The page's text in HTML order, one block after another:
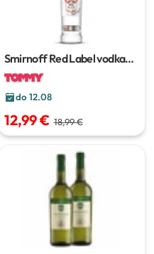
Smirnoff Red Label vodka
0,7 L
do 12.08
12,99 € 18,99 €